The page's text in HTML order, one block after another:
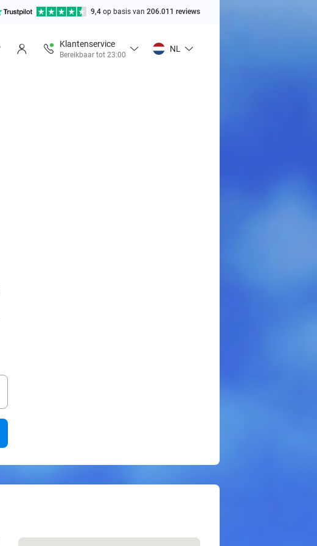
9,4 op basis van 206.011 reviews
Klantenservice
Bereikbaar tot 23:00
NL